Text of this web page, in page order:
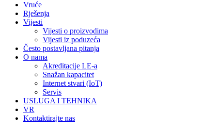
Vruće
Rješenja
Vijesti
Vijesti o proizvodima
Vijesti iz poduzeća
Često postavljana pitanja
O nama
Akreditacije LE-a
Snažan kapacitet
Internet stvari (IoT)
Servis
USLUGA I TEHNIKA
VR
Kontaktirajte nas